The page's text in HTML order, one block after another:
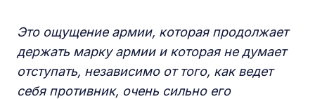
Это ощущение армии, которая продолжает
держать марку армии и которая не думает
отступать, независимо от того, как ведет
себя противник, очень сильно его